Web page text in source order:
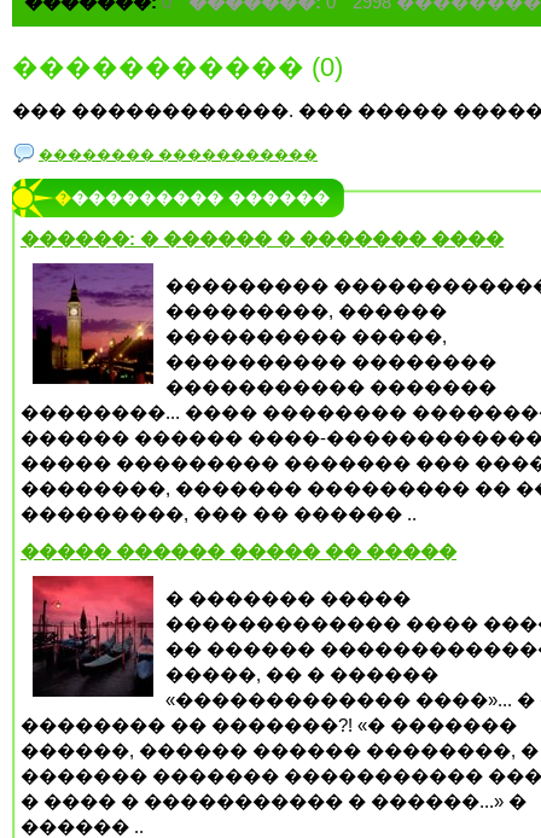
����������� (0)
��� ������������. ��� �����
�������� �����������
���������� ������
������: � ������ � ������� ����
���������
���������, ������
���������� �����,
���������� ��������
����������� �������
��������... ���� ��������
������ ������ ����-
����� ��������� ������� ���
��������, ������� ��������� ��
���������, ��� �� ������ ..
����� ������ ����� �� �����
� ������� �����
������������� ����
�� ������
�����, �� � ������
«������������� ����»... �
�������� �� �������?! «� �������
������, ������ ������ ��������, �
������� ������� �����������
� ���� � ����������� � ������...» �
������ ..